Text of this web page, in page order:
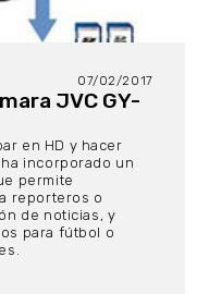
07/02/2017
JVC GY-
en HD y hacer
incorporado un
permite
reporteros o
de noticias, y
para fútbol o